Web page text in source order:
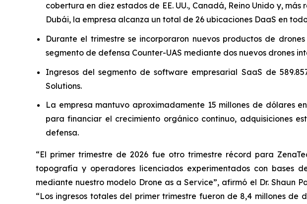
cobertura en diez estados de EE. UU., Canadá, Reino Unido y,
Dubái, la empresa alcanza un total de 26 ubicaciones DaaS en
Durante el trimestre se incorporaron nuevos productos de
segmento de defensa Counter-UAS mediante dos nuevos drones
Ingresos del segmento de software empresarial SaaS de
Solutions.
La empresa mantuvo aproximadamente 15 millones de dólares
para financiar el crecimiento orgánico continuo, adquisiciones
defensa.
“El primer trimestre de 2026 fue otro trimestre récord para
topografía y operadores licenciados experimentados con bases
mediante nuestro modelo Drone as a Service”, afirmó el Dr. Shaun
“Los ingresos totales del primer trimestre fueron de 8,4 millones